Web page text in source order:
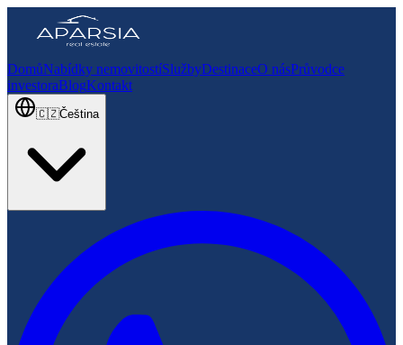
DomůNabídky nemovitostíSlužbyDestinaceO násPrůvodce
investoraBlogKontakt
🇨🇿Čeština